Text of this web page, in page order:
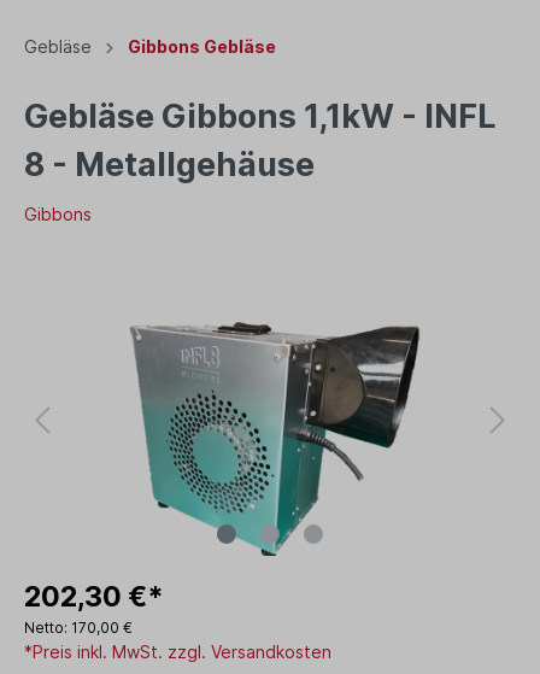
Gebläse Gibbons Gebläse
Gebläse Gibbons 1,1kW - INFL
8 - Metallgehäuse
Gibbons
202,30 €*
Netto: 170,00 €
*Preis inkl. MwSt. zzgl. Versandkosten